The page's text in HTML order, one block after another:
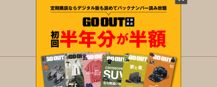
© COPYRIGHT 2026 GO OUT / SAN-EI CORPORATION Co.,Ltd.